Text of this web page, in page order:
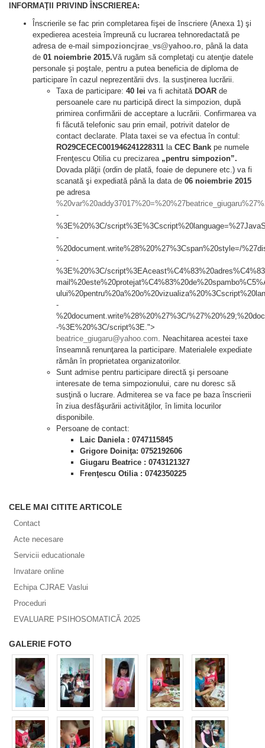
INFORMAŢII PRIVIND ÎNSCRIEREA:
Înscrierile se fac prin completarea fişei de înscriere (Anexa 1) şi
expedierea acesteia împreună cu lucrarea tehnoredactată pe
adresa de e-mail simpozioncjrae_vs@yahoo.ro , până la data
de 01 noiembrie 2015.Vă rugăm să completaţi cu atenţie datele
personale şi poştale, pentru a putea beneficia de diploma de
participare în cazul neprezentării dvs. la susţinerea lucrării.
Taxa de participare: 40 lei va fi achitată DOAR de
persoanele care nu participă direct la simpozion, după
primirea confirmării de acceptare a lucrării. Confirmarea va
fi făcută telefonic sau prin email, potrivit datelor de
contact declarate. Plata taxei se va efectua în contul:
RO29CECEC001946241228311 la CEC Bank pe numele
Frenţescu Otilia cu precizarea „pentru simpozion”.
Dovada plăţii (ordin de plată, foaie de depunere etc.) va fi
scanată şi expediată până la data de 06 noiembrie 2015
pe adresa
-
%3E%20%3C/
-
%20document.write%28%20%27%3Cspan%20style=/
-
%3E%20%3C/
-
%20document.write%28%20%27%3C/
-%3E%20%3C/script%3E.">
beatrice_giugaru@yahoo.com . Neachitarea acestei taxe
înseamnă renunţarea la participare. Materialele expediate
rămân în proprietatea organizatorilor.
Sunt admise pentru participare directă şi persoane
interesate de tema simpozionului, care nu doresc să
susţină o lucrare. Admiterea se va face pe baza înscrierii
în ziua desfăşurării activităţilor, în limita locurilor
disponibile.
Persoane de contact:
Laic Daniela : 0747115845
Grigore Doiniţa: 0752192606
Giugaru Beatrice : 0743121327
Frenţescu Otilia : 0742350225
CELE MAI CITITE ARTICOLE
Contact
Acte necesare
Servicii educationale
Invatare online
Echipa CJRAE Vaslui
Proceduri
EVALUARE PSIHOSOMATICĂ 2025
GALERIE FOTO